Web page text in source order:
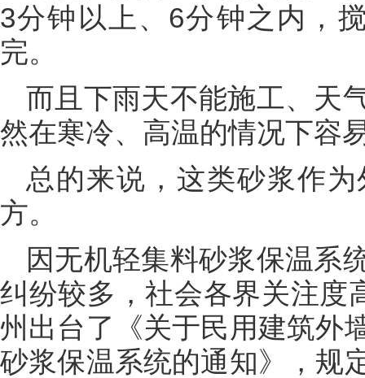
3分钟以上、6分钟之内，
完。
而且下雨天不能施工、天
然在寒冷、高温的情况下容
总的来说，这类砂浆作
方。
因无机轻集料砂浆保温系
纠纷较多，社会各界关注度
州出台了《关于民用建筑外
砂浆保温系统的通知》，规